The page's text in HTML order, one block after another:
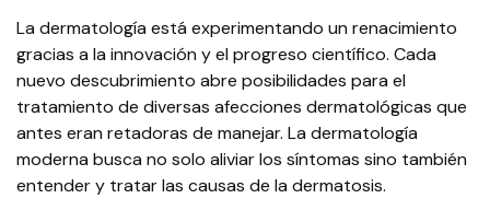
La dermatología está experimentando un renacimiento
gracias a la innovación y el progreso científico. Cada
nuevo descubrimiento abre posibilidades para el
tratamiento de diversas afecciones dermatológicas que
antes eran retadoras de manejar. La dermatología
moderna busca no solo aliviar los síntomas sino también
entender y tratar las causas de la dermatosis.